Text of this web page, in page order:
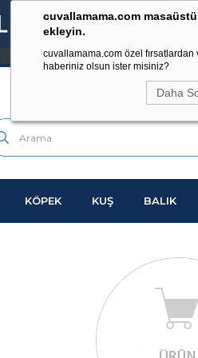
cuvallamama.com
ekleyin.
cuvallamama.com özel
haberiniz olsun ister misiniz?
Daha
KÖPEK KUŞ BALIK